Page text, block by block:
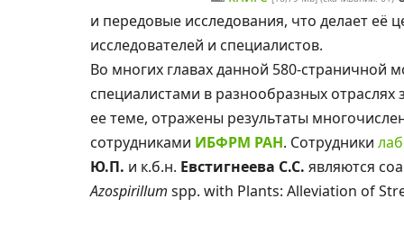
и передовые исследования, что делает её
исследователей и специалистов.
Во многих главах данной 580-страничной
специалистами в разнообразных
ее теме, отражены результаты
сотрудниками ИБФРМ РАН. Сотрудники
Ю.П. и к.б.н. Евстигнеева С.С. являются
Azospirillum spp. with Plants: Alleviation of